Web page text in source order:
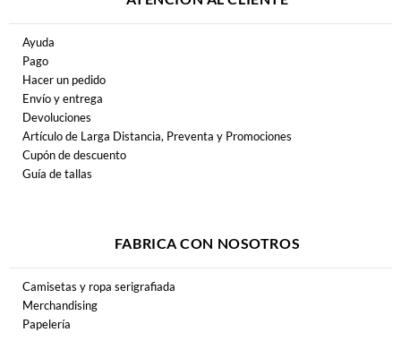
Ayuda
Pago
Hacer un pedido
Envío y entrega
Devoluciones
Artículo de Larga Distancia, Preventa y Promociones
Cupón de descuento
Guía de tallas
FABRICA CON NOSOTROS
Camisetas y ropa serigrafiada
Merchandising
Papelería